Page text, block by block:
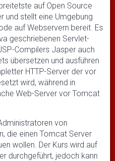
auf Open Source
und stellt eine Umgebung
auf Webservern bereit. Es
geschriebenen Servlet-
Compilers Jasper auch
übersetzen und ausführen
HTTP-Server der vor
wird, während in
Web-Server vor Tomcat
von
die einen Tomcat Server
wollen. Der Kurs wird auf
durchgeführt, jedoch kann